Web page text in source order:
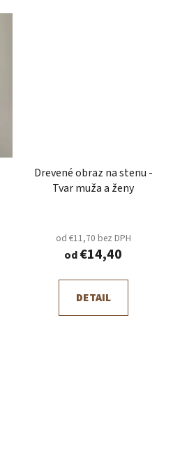
Drevené obraz na stenu -
Tvar muža a ženy
od €11,70 bez DPH
od€14,40
DETAIL